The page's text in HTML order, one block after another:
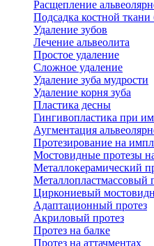
Расщепление
Подсадка костной ткани
Удаление зубов
Лечение альвеолита
Простое удаление
Сложное удаление
Удаление зуба мудрости
Удаление корня зуба
Пластика десны
Гингивопластика при
Аугментация
Протезирование на
Мостовидные протезы
Металлокерамический
Металлопластмассовый
Циркониевый
Адаптационный протез
Акриловый протез
Протез на балке
Протез на аттачментах